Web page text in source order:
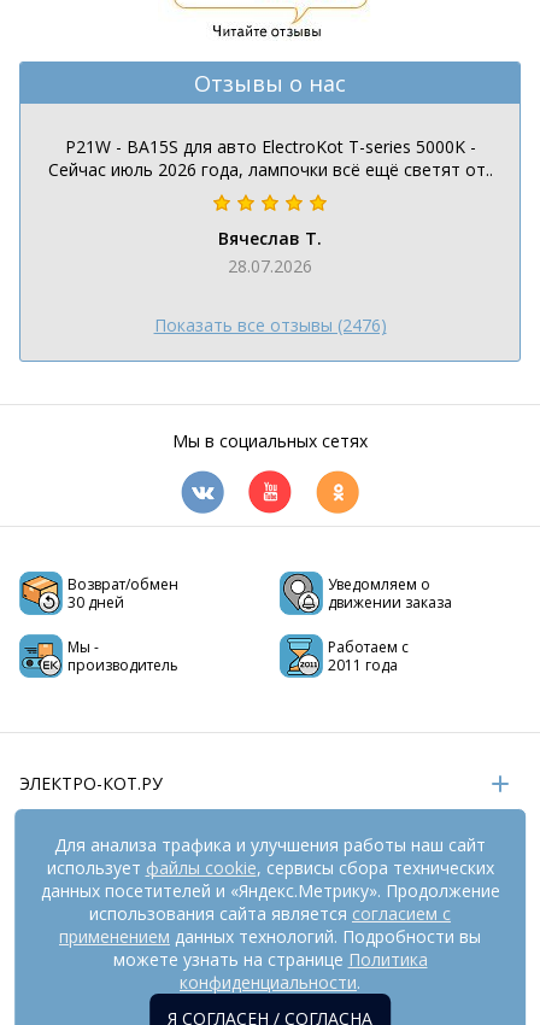
Отзывы о нас
P21W - BA15S для авто ElectroKot T-series 5000K -
Сейчас июль 2026 года, лампочки всё ещё светят от..
Вячеслав Т.
28.07.2026
Показать все отзывы (2476)
Мы в социальных сетях
Возврат/обмен
30 дней
Уведомляем о
движении заказа
Мы -
производитель
Работаем с
2011 года
ЭЛЕКТРО-КОТ.РУ
ИНФОРМАЦИЯ
РЕКВИЗИТЫ
На информационном ресурсе применяются
рекомендательные технологии (информационные технологии
предоставления информации на основе сбора,
систематизации и анализа сведений, относящихся к
Для анализа трафика и улучшения работы наш сайт
использует файлы cookie, сервисы сбора технических
данных посетителей и «Яндекс.Метрику». Продолжение
использования сайта является согласием с
применением данных технологий. Подробности вы
можете узнать на странице Политика
конфиденциальности.
Я СОГЛАСЕН / СОГЛАСНА